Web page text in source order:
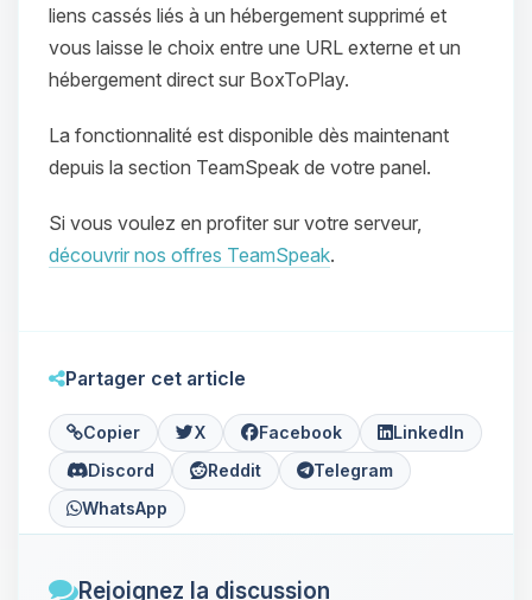
liens cassés liés à un hébergement supprimé et
vous laisse le choix entre une URL externe et un
hébergement direct sur BoxToPlay.
La fonctionnalité est disponible dès maintenant
depuis la section TeamSpeak de votre panel.
Si vous voulez en profiter sur votre serveur,
découvrir nos offres TeamSpeak.
Partager cet article
Copier X Facebook
LinkedIn
Discord
Reddit
Telegram
WhatsApp
Rejoignez la discussion
Youpi, enfin quelqu’un pour me
parler ! Moi c’est Choupy, ton petit
tu as besoin et je vais remuer mes
petits circuits pour t’aider.